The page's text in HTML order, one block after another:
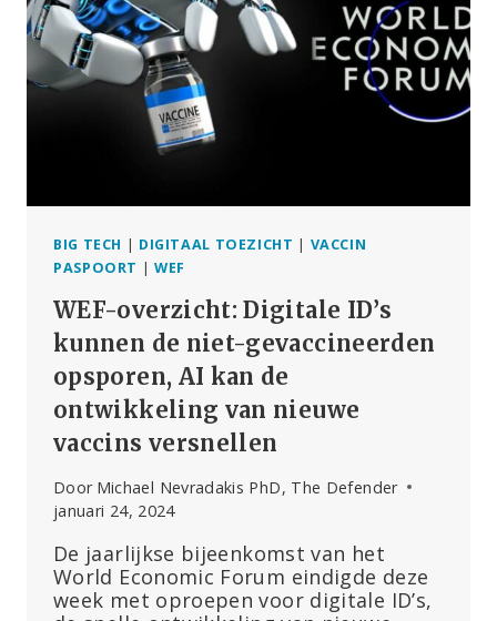
WHO-
OVEREENKOMST
KRITISCH
BIG TECH | DIGITAAL TOEZICHT | VACCIN
PASPOORT | WEF
WEF-overzicht: Digitale ID’s
kunnen de niet-gevaccineerden
opsporen, AI kan de
ontwikkeling van nieuwe
vaccins versnellen
Door Michael Nevradakis PhD, The Defender
januari 24, 2024
De jaarlijkse bijeenkomst van het
World Economic Forum eindigde deze
week met oproepen voor digitale ID’s,